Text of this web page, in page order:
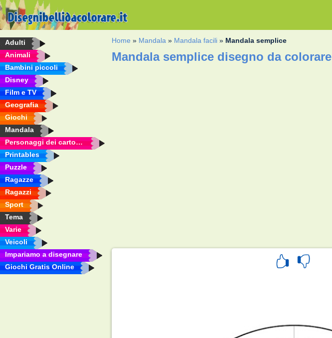
Adulti
Animali
Bambini piccoli
Disney
Film e TV
Geografia
Giochi
Mandala
Personaggi dei cartoni animati
Printables
Puzzle
Ragazze
Ragazzi
Sport
Tema
Varie
Veicoli
Impariamo a disegnare
Giochi Gratis Online
Home » Mandala » Mandala facili » Mandala semplice
Mandala semplice disegno da colorare